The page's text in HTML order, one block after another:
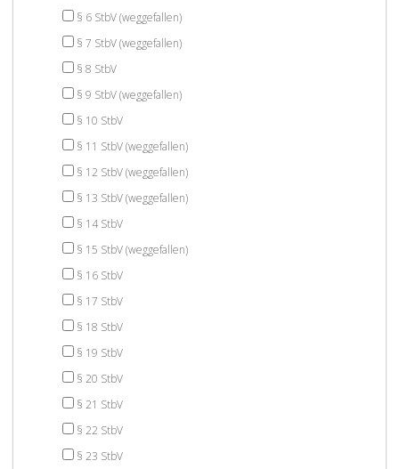
§ 6 StbV (weggefallen)
§ 7 StbV (weggefallen)
§ 8 StbV
§ 9 StbV (weggefallen)
§ 10 StbV
§ 11 StbV (weggefallen)
§ 12 StbV (weggefallen)
§ 13 StbV (weggefallen)
§ 14 StbV
§ 15 StbV (weggefallen)
§ 16 StbV
§ 17 StbV
§ 18 StbV
§ 19 StbV
§ 20 StbV
§ 21 StbV
§ 22 StbV
§ 23 StbV